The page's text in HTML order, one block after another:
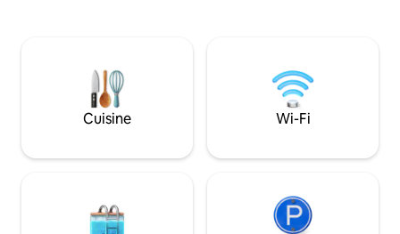
et un intérieur
havre de paix au
pour les
confort,
Madrid.
Cuisine Wi-Fi